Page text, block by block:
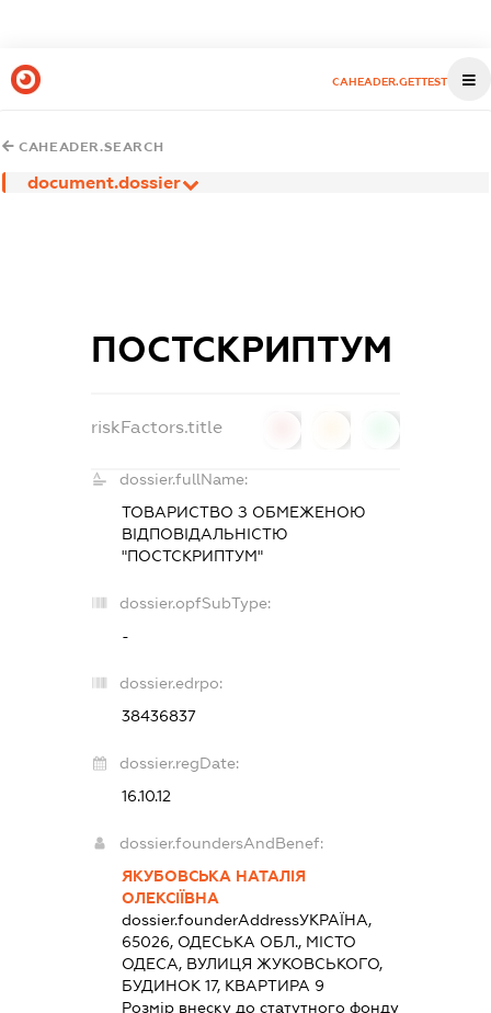
CAHEADER.GETTEST
CAHEADER.SEARCH
document.dossier
ПОСТСКРИПТУМ
riskFactors.title
dossier.fullName:
ТОВАРИСТВО З ОБМЕЖЕНОЮ
ВІДПОВІДАЛЬНІСТЮ
"ПОСТСКРИПТУМ"
dossier.opfSubType:
-
dossier.edrpo:
38436837
dossier.regDate:
16.10.12
dossier.foundersAndBenef:
ЯКУБОВСЬКА НАТАЛІЯ
ОЛЕКСІЇВНА
dossier.founderAddressУКРАЇНА,
65026, ОДЕСЬКА ОБЛ., МІСТО
ОДЕСА, ВУЛИЦЯ ЖУКОВСЬКОГО,
БУДИНОК 17, КВАРТИРА 9
Розмір внеску до статутного фонду